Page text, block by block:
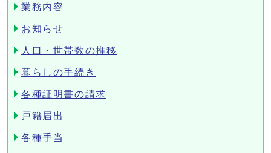
業務内容
お知らせ
人口・世帯数の推移
暮らしの手続き
各種証明書の請求
戸籍届出
各種手当